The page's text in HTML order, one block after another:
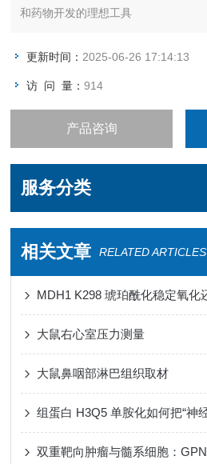
和药物开发的理想工具
更新时间： 2025-06-26 17:14:13
访 问 量：914
产品咨询
服务分类
相关文章 RELATED ARTICLES
大鼠右心室压力测量
大鼠鼻咽部淋巴组织取材